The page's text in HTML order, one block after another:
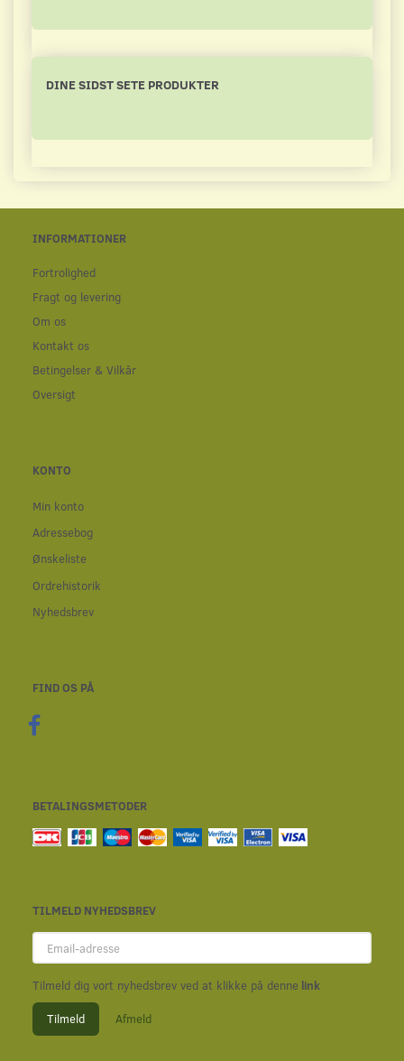
DINE SIDST SETE PRODUKTER
INFORMATIONER
Fortrolighed
Fragt og levering
Om os
Kontakt os
Betingelser & Vilkår
Oversigt
KONTO
Min konto
Adressebog
Ønskeliste
Ordrehistorik
Nyhedsbrev
FIND OS PÅ
BETALINGSMETODER
TILMELD NYHEDSBREV
Email-
adresse
Tilmeld dig vort nyhedsbrev ved at klikke på denne link
Tilmeld Afmeld